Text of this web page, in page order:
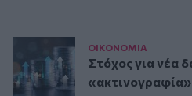
ΟΙΚΟΝΟΜΙΑ
Στόχος για νέα